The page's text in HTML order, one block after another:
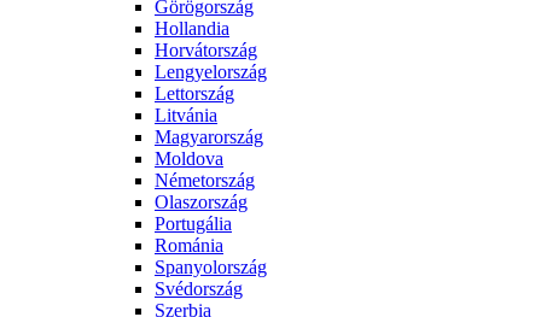
Görögország
Hollandia
Horvátország
Lengyelország
Lettország
Litvánia
Magyarország
Moldova
Németország
Olaszország
Portugália
Románia
Spanyolország
Svédország
Szerbia